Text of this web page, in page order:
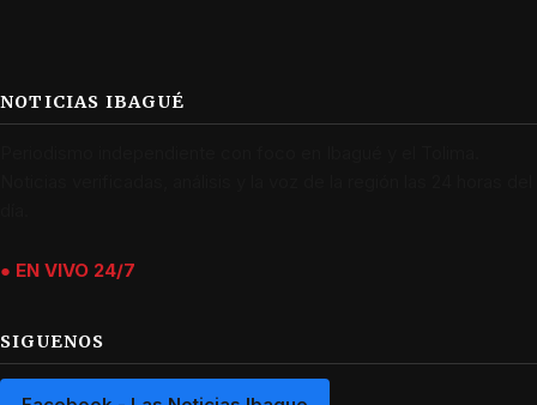
NOTICIAS IBAGUÉ
● EN VIVO 24/7
SIGUENOS